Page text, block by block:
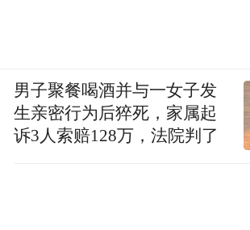
男子聚餐喝酒并与一女子发
生亲密行为后猝死，家属起
诉3人索赔128万，法院判了